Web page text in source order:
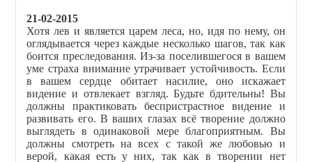
21-02-2015
Хотя лев и является царем леса, но, идя по нему, он
оглядывается через каждые несколько шагов, так как
боится преследования. Из-за поселившегося в вашем
уме страха внимание утрачивает устойчивость. Если
в вашем сердце обитает насилие, оно искажает
видение и отвлекает взгляд. Будьте бдительны! Вы
должны практиковать беспристрастное видение и
развивать его. В ваших глазах всё творение должно
выглядеть в одинаковой мере благоприятным. Вы
должны смотреть на всех с такой же любовью и
верой, какая есть у них, так как в творении нет